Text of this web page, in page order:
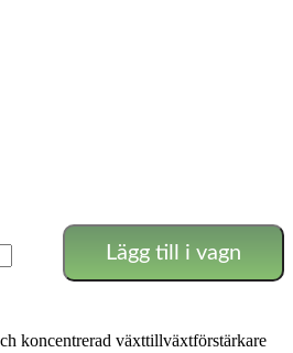
Lägg till i vagn
koncentrerad växttillväxtförstärkare